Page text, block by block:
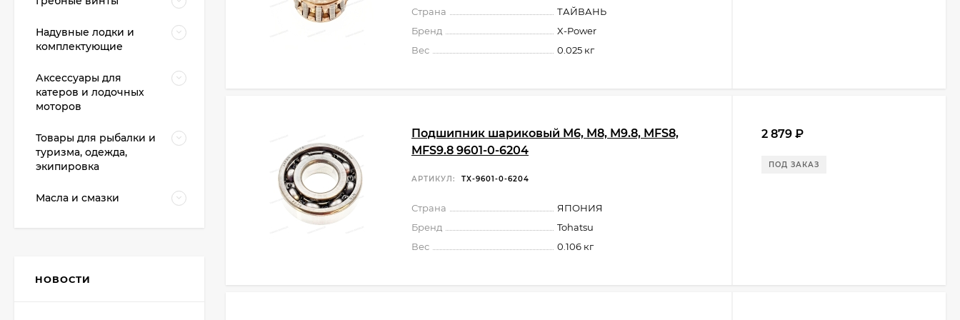
Страна
ТАЙВАНЬ
Бренд
X-Power
Вес
0.025 кг
Подшипник шариковый M6, M8, M9.8, MFS8,
MFS9.8 9601-0-6204
АРТИКУЛ: TX-9601-0-6204
Страна
ЯПОНИЯ
Бренд
Tohatsu
Вес
0.106 кг
2 879 ₽
ПОД ЗАКАЗ
Надувные лодки и
комплектующие
Аксессуары для
катеров и лодочных
моторов
Товары для рыбалки и
туризма, одежда,
экипировка
Масла и смазки
НОВОСТИ